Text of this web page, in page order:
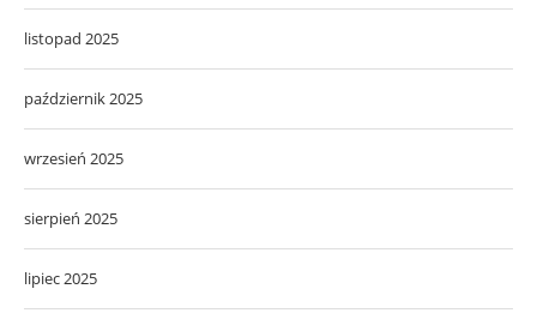
listopad 2025
październik 2025
wrzesień 2025
sierpień 2025
lipiec 2025